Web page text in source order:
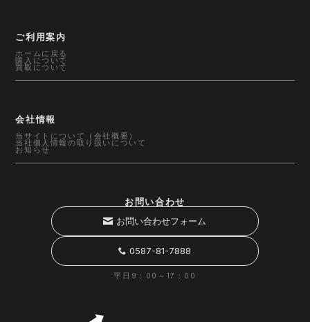
ご利用案内
ホームに戻る
購入について
買取について
会社情報
当サイトについて（会社概要）
当社個人情報の取り扱いについて
お知らせ
お問い合わせ
お問い合わせフォーム
0587-81-7888
平日9：00～17：00